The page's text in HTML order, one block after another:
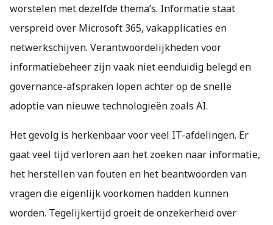
worstelen met dezelfde thema’s. Informatie staat
verspreid over Microsoft 365, vakapplicaties en
netwerkschijven. Verantwoordelijkheden voor
informatiebeheer zijn vaak niet eenduidig belegd en
governance-afspraken lopen achter op de snelle
adoptie van nieuwe technologieën zoals AI.
Het gevolg is herkenbaar voor veel IT-afdelingen. Er
gaat veel tijd verloren aan het zoeken naar informatie,
het herstellen van fouten en het beantwoorden van
vragen die eigenlijk voorkomen hadden kunnen
worden. Tegelijkertijd groeit de onzekerheid over